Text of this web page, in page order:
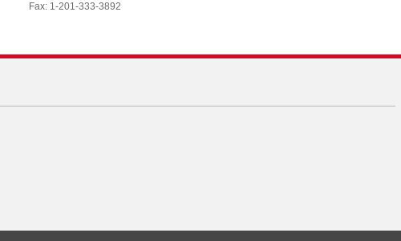
Fax: 1-201-333-3892